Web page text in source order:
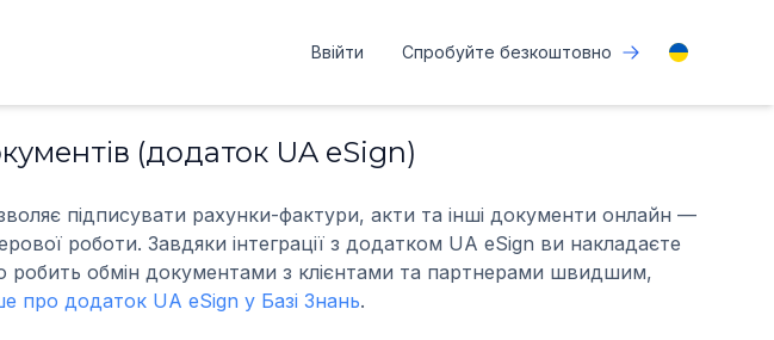
Ввійти Спробуйте безкоштовно
(додаток UA eSign)
підписувати рахунки-фактури, акти та інші документи онлайн —
роботи. Завдяки інтеграції з додатком UA eSign ви накладаєте
робить обмін документами з клієнтами та партнерами швидшим,
про додаток UA eSign у Базі Знань.